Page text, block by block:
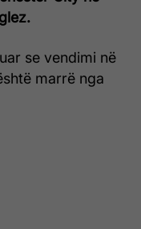
se vendimi në
marrë nga